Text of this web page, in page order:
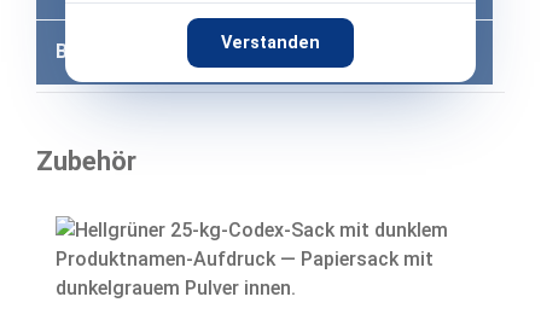
Verstanden
Bewertungen
Zubehör